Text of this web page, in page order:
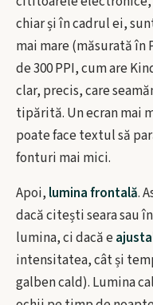
chiar și în cadrul ei,
mai mare (măsurată în
de 300 PPI, cum are
clar, precis, care
tipărită. Un ecran mai
poate face textul să
fonturi mai mici.
Apoi, lumina frontală.
dacă citești seara sau
lumina, ci dacă e
intensitatea, cât și
galben cald). Lumina